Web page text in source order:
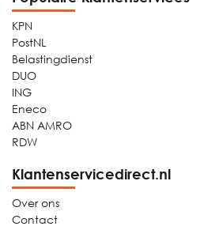
KPN
PostNL
Belastingdienst
DUO
ING
Eneco
ABN AMRO
RDW
Klantenservicedirect.nl
Over ons
Contact